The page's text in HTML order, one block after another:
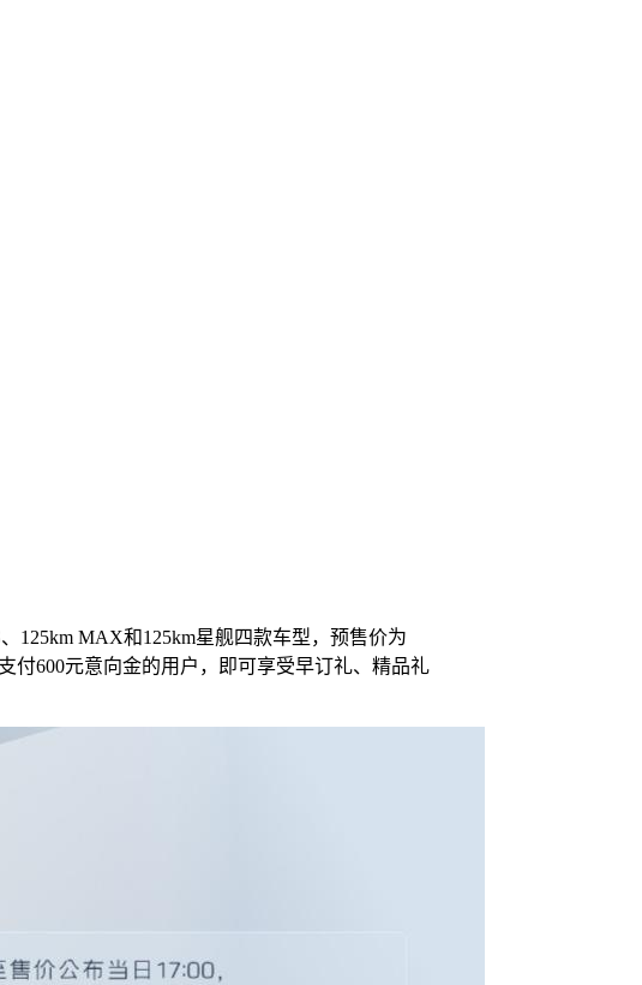
125km MAX和125km星舰四款车型，预售价为
付600元意向金的用户，即可享受早订礼、精品礼